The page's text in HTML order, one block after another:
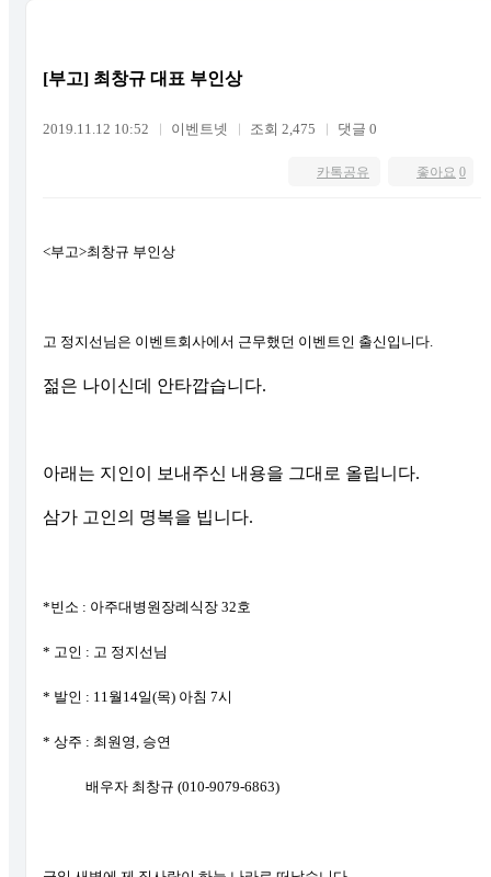
[부고] 최창규 대표 부인상
2019.11.12 10:52 이벤트넷 조회 2,475 댓글 0
좋아요 0
카톡공유
<부고>최창규 부인상
고 정지선님은 이벤트회사에서 근무했던 이벤트인 출신입니다.
젊은 나이신데 안타깝습니다.
아래는 지인이 보내주신 내용을 그대로 올립니다.
삼가 고인의 명복을 빕니다.
*빈소 : 아주대병원장례식장 32호
* 고인 : 고 정지선님
* 발인 : 11월14일(목) 아침 7시
* 상주 : 최원영, 승연
배우자 최창규 (010-9079-6863)